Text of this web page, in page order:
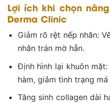
Lợi ích khi chọn
Derma Clinic
Giảm rõ rệt nếp nhăn:
nhăn trán mờ hẳn.
Định hình lại khuôn
hàm, giảm tình trạng
Tăng sinh collagen dài